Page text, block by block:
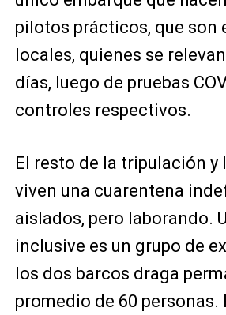
pilotos prácticos, que son
locales, quienes se
días, luego de pruebas
controles respectivos.
El resto de la tripulación y
viven una cuarentena
aislados, pero laborando.
inclusive es un grupo de
los dos barcos draga
promedio de 60 personas.